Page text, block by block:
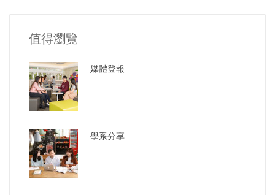
值得瀏覽
媒體登報
學系分享